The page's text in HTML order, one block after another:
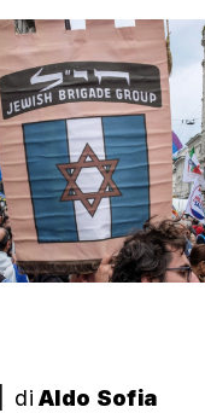
di Aldo Sofia